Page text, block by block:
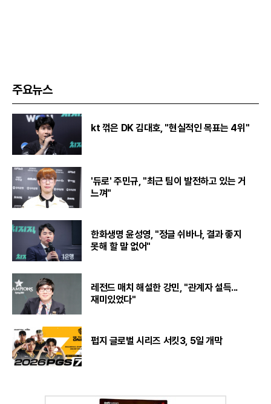
주요뉴스
kt 꺾은 DK 김대호, "현실적인 목표는 4위"
'듀로' 주민규, "최근 팀이 발전하고 있는 거
느껴"
한화생명 윤성영, "정글 쉬바나, 결과 좋지
못해 할 말 없어"
레전드 매치 해설한 강민, "관계자 설득...
재미있었다"
펍지 글로벌 시리즈 서킷3, 5일 개막